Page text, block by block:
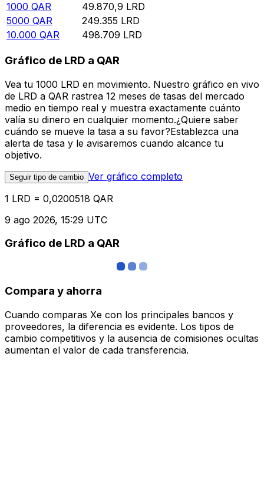
1000 QAR 49.870,9 LRD
5000 QAR 249.355 LRD
10.000 QAR 498.709 LRD
Gráfico de LRD a QAR
Vea tu 1000 LRD en movimiento. Nuestro gráfico en vivo
de LRD a QAR rastrea 12 meses de tasas del mercado
medio en tiempo real y muestra exactamente cuánto
valía su dinero en cualquier momento.¿Quiere saber
cuándo se mueve la tasa a su favor?Establezca una
alerta de tasa y le avisaremos cuando alcance tu
objetivo.
Seguir tipo de cambio Ver gráfico completo
1 LRD = 0,0200518 QAR
9 ago 2026, 15:29 UTC
Gráfico de LRD a QAR
Compara y ahorra
Cuando comparas Xe con los principales bancos y
proveedores, la diferencia es evidente. Los tipos de
cambio competitivos y la ausencia de comisiones ocultas
aumentan el valor de cada transferencia.